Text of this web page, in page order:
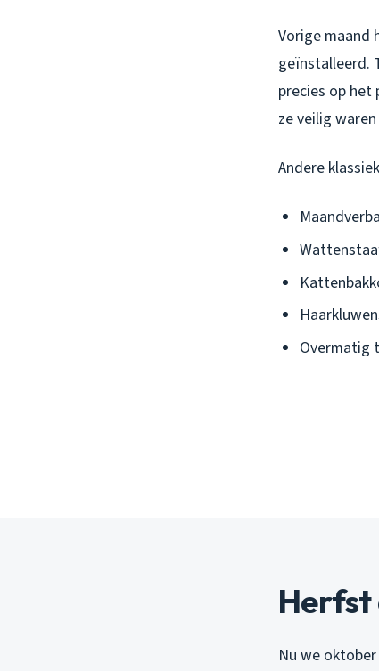
Vorige maand
geïnstalleerd.
precies op
ze veilig
Andere
Overmatig
Herfst
Nu we